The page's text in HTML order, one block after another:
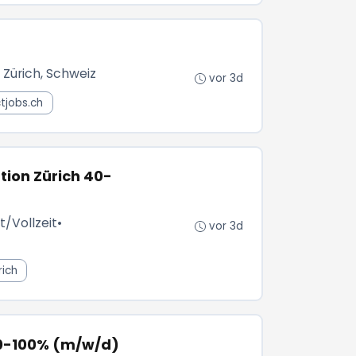
Schweiz vor 3d
Zürich 40-
Vollzeit• vor 3d
100% (m/w/d)